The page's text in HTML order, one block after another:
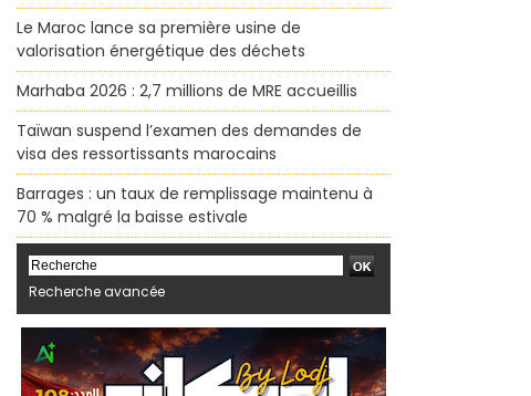
Le Maroc lance sa première usine de
valorisation énergétique des déchets
Marhaba 2026 : 2,7 millions de MRE accueillis
Taïwan suspend l’examen des demandes de
visa des ressortissants marocains
Barrages : un taux de remplissage maintenu à
70 % malgré la baisse estivale
Recherche avancée